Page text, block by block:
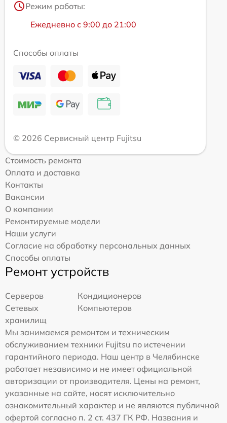
Режим работы:
Ежедневно с 9:00 до 21:00
Способы оплаты
© 2026 Сервисный центр Fujitsu
Стоимость ремонта
Оплата и доставка
Контакты
Вакансии
О компании
Ремонтируемые модели
Наши услуги
Согласие на обработку персональных данных
Способы оплаты
Ремонт устройств
Серверов
Кондиционеров
Сетевых
хранилищ
Компьютеров
Мы занимаемся ремонтом и техническим
обслуживанием техники Fujitsu по истечении
гарантийного периода. Наш центр в Челябинске
работает независимо и не имеет официальной
авторизации от производителя. Цены на ремонт,
указанные на сайте, носят исключительно
ознакомительный характер и не являются публичной
офертой согласно п. 2 ст. 437 ГК РФ. Названия и